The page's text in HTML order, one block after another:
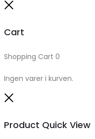
Cart
Shopping Cart 0
Ingen varer i kurven.
Product Quick View